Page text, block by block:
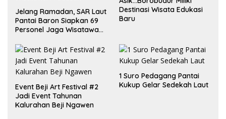
Jelang Ramadan, SAR Laut
Pantai Baron Siapkan 69
Personel Jaga Wisatawan
Destinasi Wisata Edukasi
Baru
Event Beji Art Festival #2
Jadi Event Tahunan
Kalurahan Beji Ngawen
1 Suro Pedagang Pantai
Kukup Gelar Sedekah Laut